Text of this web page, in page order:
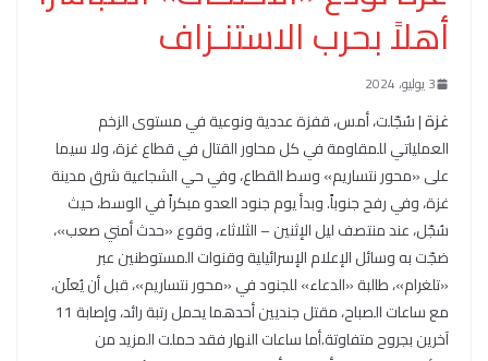
أهلاً بحرب الاستنـزاف
3 يوليو، 2024
غزة| سُجّلت، أمس، قفزة عددية ونوعية في مستوى الزخم
العملياتي للمقاومة في كل محاور القتال في قطاع غزة، ولا سيما
على «محور نتساريم» وسط القطاع، وفي حي الشجاعية شرق مدينة
غزة، وفي رفح جنوباً. وبدأ يوم جنود العدو مبكراً في الوسط، حيث
سُجّل، عند منتصف ليل الإثنين – الثلاثاء، وقوع «حدث أمني صعب»،
ضجّت به وسائل الإعلام الإسرائيلية وقنوات المستوطنين عبر
«تلغرام»، طالبة «الدعاء» للجنود في «محور نتساريم»، قبل أن يُعلَن،
مع ساعات الصباح، مقتل جنديين أحدهما يحمل رتبة رائد، وإصابة 11
آخرين بجروح متفاوتة.أما ساعات النهار فقد حملت المزيد من